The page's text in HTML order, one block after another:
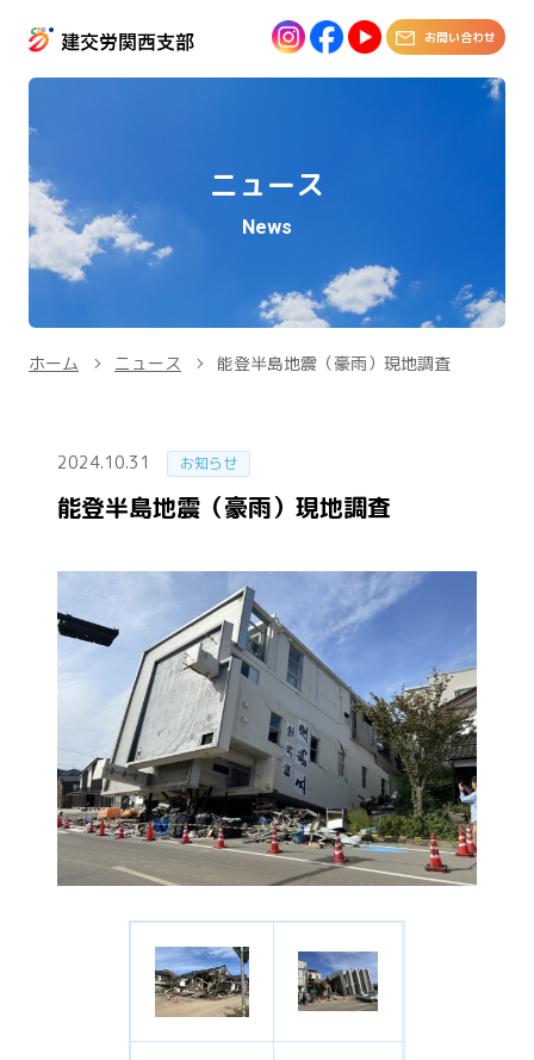
お問い合わせ
ニュース
News
ホーム ニュース 能登半島地震（豪雨）現地調査
2024.10.31 お知らせ
能登半島地震（豪雨）現地調査